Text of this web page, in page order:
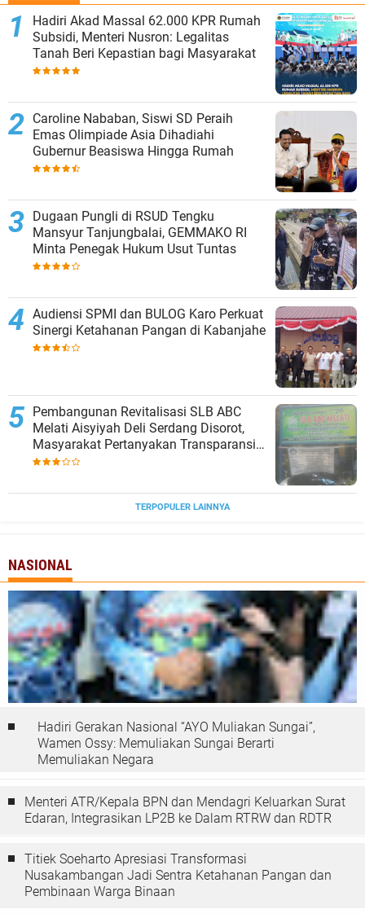
Hadiri Akad Massal 62.000 KPR Rumah
Subsidi, Menteri Nusron: Legalitas
Tanah Beri Kepastian bagi Masyarakat
Caroline Nababan, Siswi SD Peraih
Emas Olimpiade Asia Dihadiahi
Gubernur Beasiswa Hingga Rumah
Dugaan Pungli di RSUD Tengku
Mansyur Tanjungbalai, GEMMAKO RI
Minta Penegak Hukum Usut Tuntas
Audiensi SPMI dan BULOG Karo Perkuat
Sinergi Ketahanan Pangan di Kabanjahe
‎Pembangunan Revitalisasi SLB ABC
Melati Aisyiyah Deli Serdang Disorot,
Masyarakat Pertanyakan Transparansi
dan Pagu Anggaran
TERPOPULER LAINNYA
NASIONAL
Hadiri Gerakan Nasional “AYO Muliakan Sungai”,
Wamen Ossy: Memuliakan Sungai Berarti
Memuliakan Negara
Menteri ATR/Kepala BPN dan Mendagri Keluarkan Surat
Edaran, Integrasikan LP2B ke Dalam RTRW dan RDTR
Titiek Soeharto Apresiasi Transformasi
Nusakambangan Jadi Sentra Ketahanan Pangan dan
Pembinaan Warga Binaan